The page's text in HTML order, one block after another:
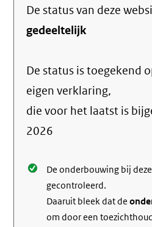
De status van deze
gedeeltelijk
De status is toegekend
eigen verklaring,
die voor het laatst is
2026
De onderbouwing bij
gecontroleerd.
Daaruit bleek dat de
om door een